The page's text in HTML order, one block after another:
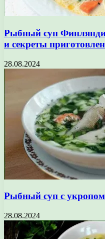
Рыбный суп
и секреты
28.08.2024
Рыбный суп с укропом
28.08.2024